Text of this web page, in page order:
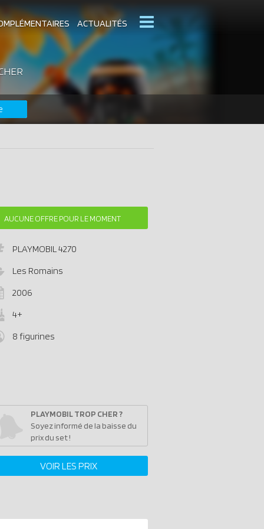
ACTUALITÉS
CATALOGUES PLAYMOBIL
DERNIERS PLAYMOBIL AJOUTÉS
AUCUNE OFFRE POUR LE MOMENT
PLAYMOBIL4270
Les Romains
2006
4+
8 figurines
PLAYMOBIL TROP CHER ?
Soyez informé de la baisse du
prix du set !
VOIR LES PRIX